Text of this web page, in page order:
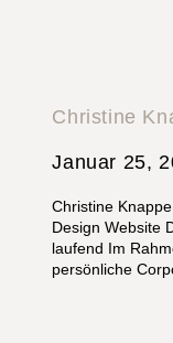
Christine
Januar 25,
Christine
Design Website
laufend Im
persönliche